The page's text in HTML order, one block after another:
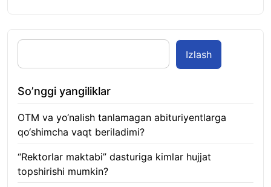
Izlash
So’nggi yangiliklar
OTM va yo‘nalish tanlamagan abituriyentlarga
qo‘shimcha vaqt beriladimi?
“Rektorlar maktabi” dasturiga kimlar hujjat
topshirishi mumkin?